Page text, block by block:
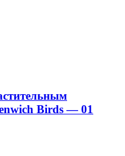
Birds — 01